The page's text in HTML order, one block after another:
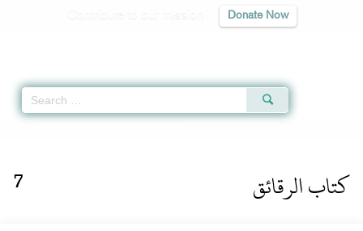
Donate Now
كتاب الرقائق 7